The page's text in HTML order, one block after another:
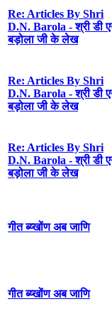
Re: Articles By Shri
D.N. Barola - श्री डी
बड़ोला जी के लेख
Re: Articles By Shri
D.N. Barola - श्री डी
बड़ोला जी के लेख
Re: Articles By Shri
D.N. Barola - श्री डी
बड़ोला जी के लेख
गीत ब्य्खोंण अब जाणि
गीत ब्य्खोंण अब जाणि